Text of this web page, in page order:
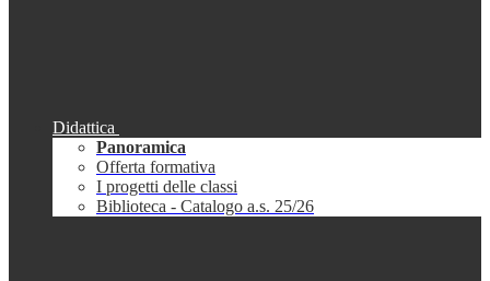
Didattica
Panoramica
Offerta formativa
I progetti delle classi
Biblioteca - Catalogo a.s. 25/26